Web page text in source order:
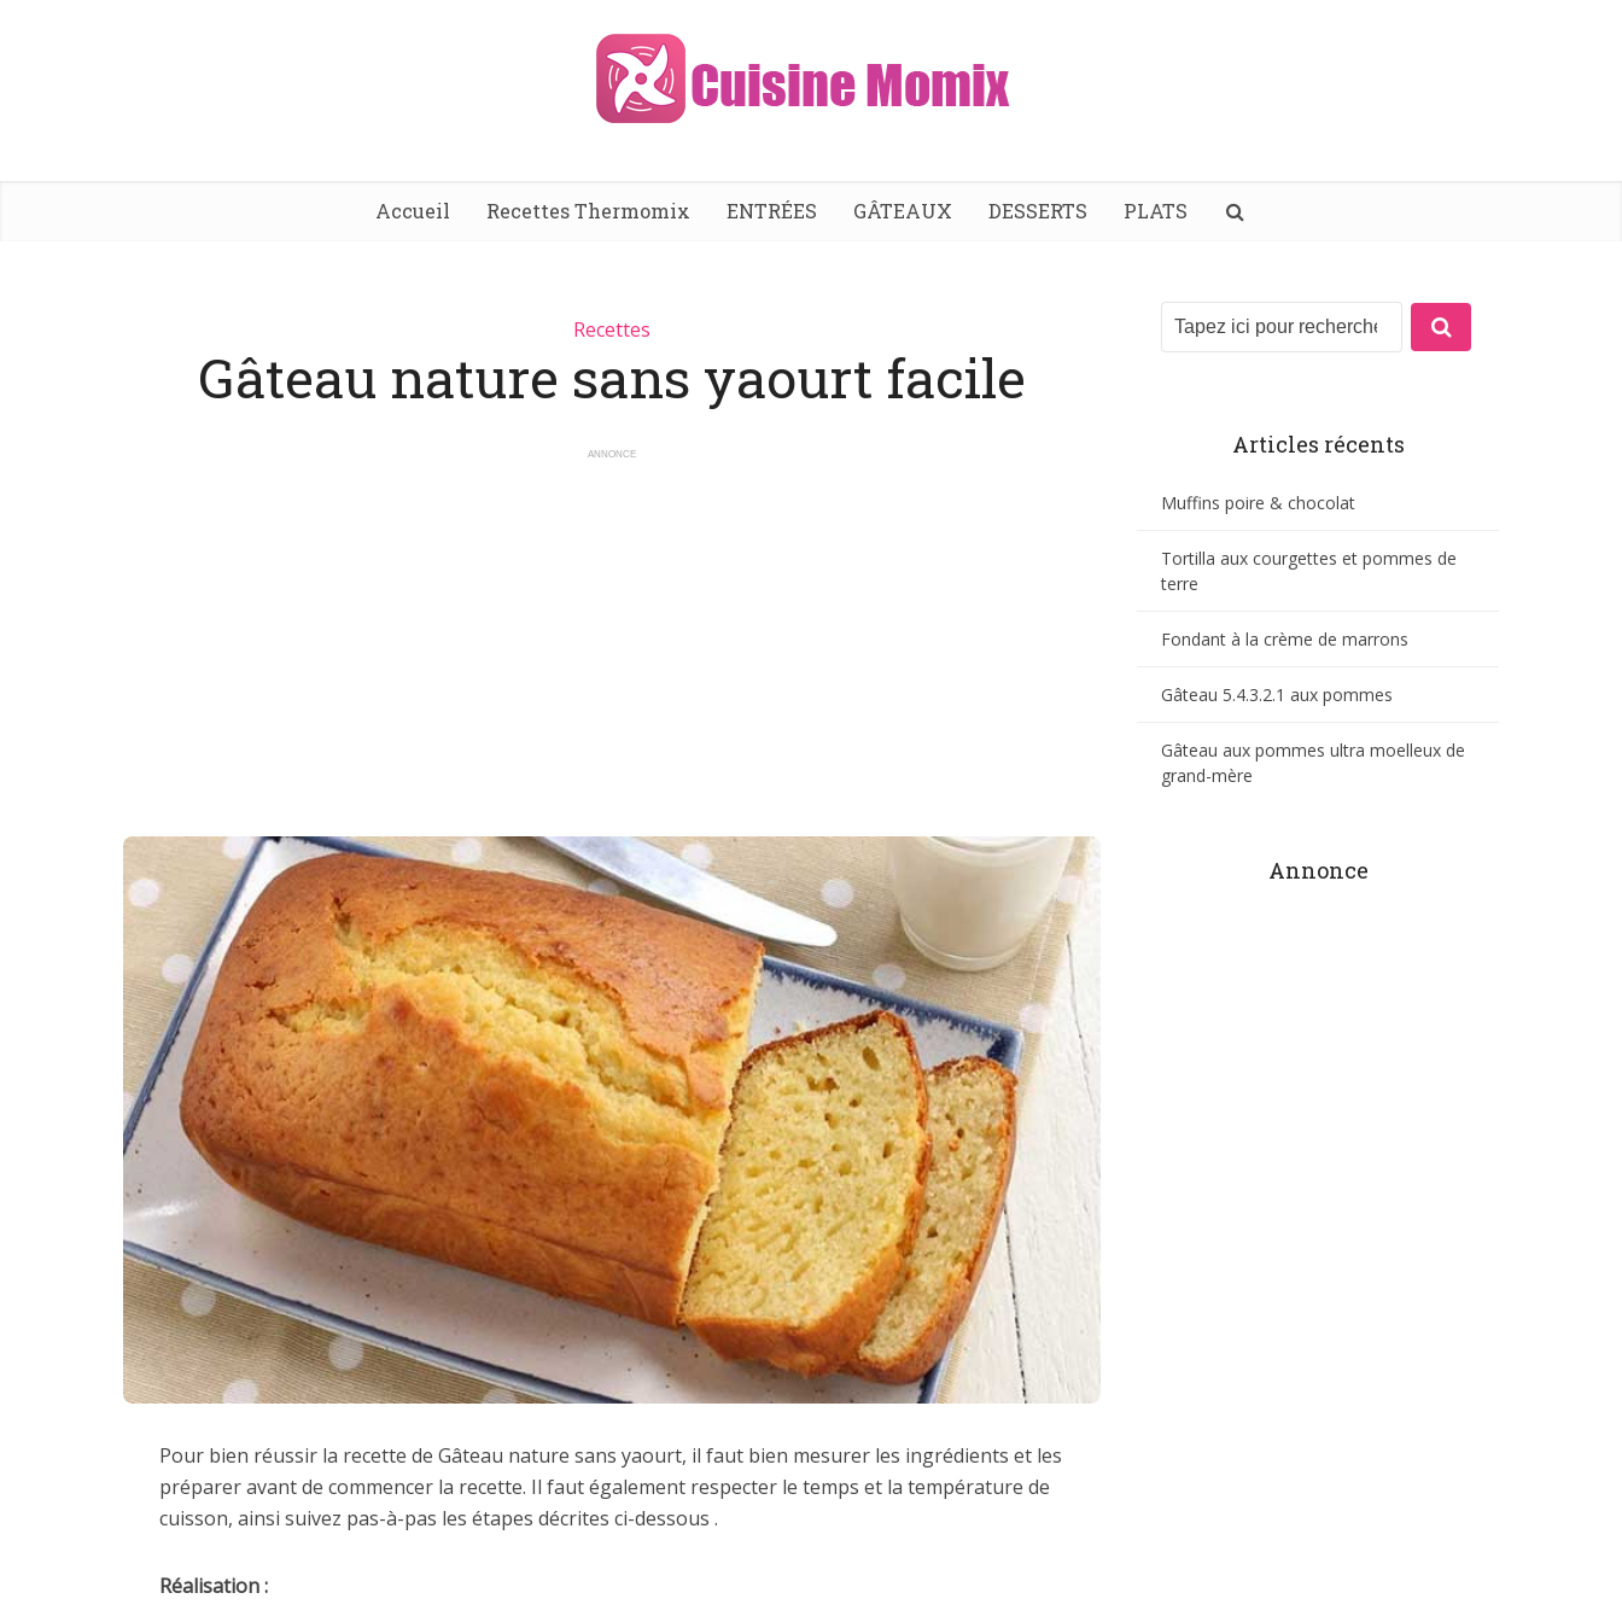
Accueil Recettes Thermomix ENTRÉES GÂTEAUX DESSERTS PLATS
Recettes
Gâteau nature sans yaourt facile
ANNONCE
Pour bien réussir la recette de Gâteau nature sans yaourt, il faut bien mesurer les ingrédients et les
préparer avant de commencer la recette. Il faut également respecter le temps et la température de
cuisson, ainsi suivez pas-à-pas les étapes décrites ci-dessous .
Réalisation :
Articles récents
Muffins poire & chocolat
Tortilla aux courgettes et pommes de
terre
Fondant à la crème de marrons
Gâteau 5.4.3.2.1 aux pommes
Gâteau aux pommes ultra moelleux de
grand-mère
Annonce